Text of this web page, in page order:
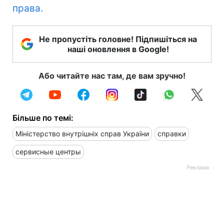
права.
Не пропустіть головне! Підпишіться на
наші оновлення в Google!
Або читайте нас там, де вам зручно!
Більше по темі:
Міністерство внутрішніх справ України справки
сервисные центры